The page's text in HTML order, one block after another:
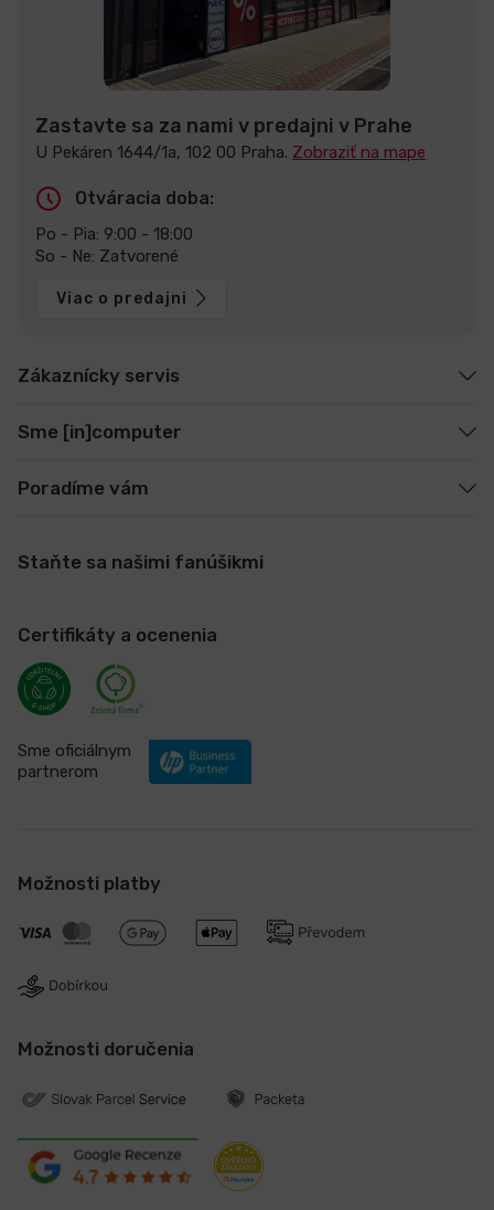
Zastavte sa za nami v predajni v Prahe
U Pekáren 1644/1a, 102 00 Praha. Zobraziť na mape
Otváracia doba:
Po - Pia: 9:00 - 18:00
So - Ne: Zatvorené
Viac o predajni
Zákaznícky servis
Sme [in]computer
Poradíme vám
Staňte sa našimi fanúšikmi
Certifikáty a ocenenia
Sme oficiálnym
partnerom
Možnosti platby
Možnosti doručenia